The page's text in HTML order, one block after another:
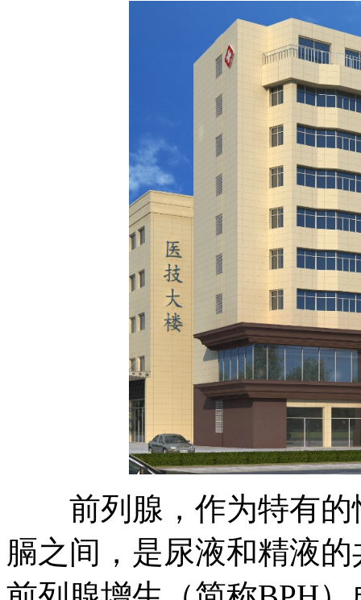
前列腺，作为特有的
膈之间，是尿液和精液